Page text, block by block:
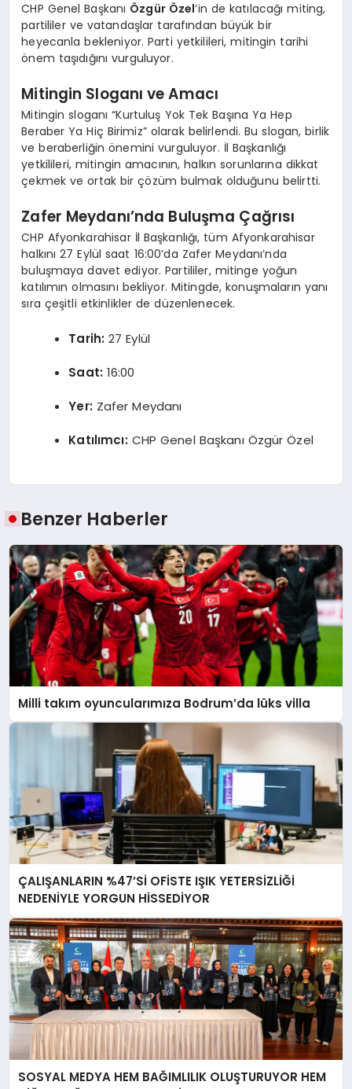
CHP Genel Başkanı Özgür Özel‘in de katılacağı miting,
partililer ve vatandaşlar tarafından büyük bir
heyecanla bekleniyor. Parti yetkilileri, mitingin tarihi
önem taşıdığını vurguluyor.
Mitingin Sloganı ve Amacı
Mitingin sloganı “Kurtuluş Yok Tek Başına Ya Hep
Beraber Ya Hiç Birimiz” olarak belirlendi. Bu slogan, birlik
ve beraberliğin önemini vurguluyor. İl Başkanlığı
yetkilileri, mitingin amacının, halkın sorunlarına dikkat
çekmek ve ortak bir çözüm bulmak olduğunu belirtti.
Zafer Meydanı’nda Buluşma Çağrısı
CHP Afyonkarahisar İl Başkanlığı, tüm Afyonkarahisar
halkını 27 Eylül saat 16:00’da Zafer Meydanı’nda
buluşmaya davet ediyor. Partililer, mitinge yoğun
katılımın olmasını bekliyor. Mitingde, konuşmaların yanı
sıra çeşitli etkinlikler de düzenlenecek.
Tarih: 27 Eylül
Saat: 16:00
Yer: Zafer Meydanı
Katılımcı: CHP Genel Başkanı Özgür Özel
Benzer Haberler
Milli takım oyuncularımıza Bodrum’da lüks villa
ÇALIŞANLARIN %47’Sİ OFİSTE IŞIK YETERSİZLİĞİ
NEDENİYLE YORGUN HİSSEDİYOR
SOSYAL MEDYA HEM BAĞIMLILIK OLUŞTURUYOR HEM